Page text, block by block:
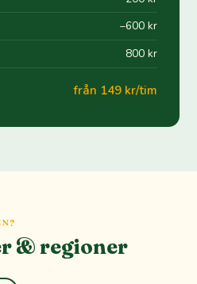
−600 kr
800 kr
från 149 kr/tim
& regioner